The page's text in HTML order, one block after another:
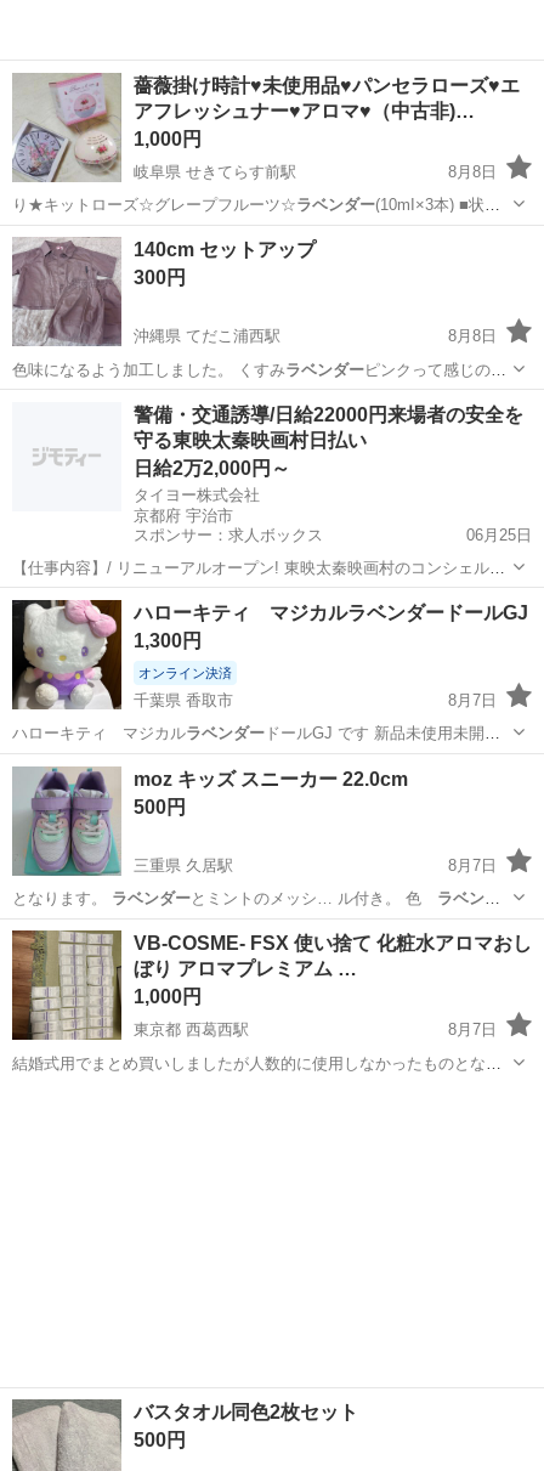
薔薇掛け時計♥未使用品♥パンセラローズ♥エ
アフレッシュナー♥アロマ♥（中古非)…
1,000円
岐阜県 せきてらす前駅
8月8日
り★キットローズ☆グレープフルーツ☆ラベンダー(10mI×3本) ■状態
や詳細に…
岐阜 岐阜市 せきてらす前駅 アロマ
140cm セットアップ
300円
沖縄県 てだこ浦西駅
8月8日
色味になるよう加工しました。 くすみラベンダーピンクって感じの色
味で大人っぽ可愛い…
沖縄市 てだこ浦西駅 キッズ用品 セットアップ
警備・交通誘導/日給22000円来場者の安全を
守る東映太秦映画村日払い
日給2万2,000円～
タイヨー株式会社
京都府 宇治市
スポンサー：求人ボックス
06月25日
【仕事内容】/ リニューアルオープン! 東映太秦映画村のコンシェルジ
ュ! お仕事内容 リニューアルオープンする東映太秦映画村での 警備ス
タッフをお願いします! 目指せ!「おもてなし」のできる警備員! 具体的
には…? ・出入管理業務...
アルバイト・パート
ハローキティ マジカルラベンダードールGJ
1,300円
オンライン決済
千葉県 香取市
8月7日
ハローキティ マジカルラベンダードールGJ です 新品未使用未開
封…
千葉 香取市 おもちゃ
moz キッズ スニーカー 22.0cm
500円
三重県 久居駅
8月7日
となります。 ラベンダー とミントのメッシ… ル付き。 色 ラベンダ
ーサイズ 22.…
三重 津市 久居駅 キッズ用品 ラベンダー
VB-COSME- FSX 使い捨て 化粧水アロマおし
ぼり アロマプレミアム …
1,000円
東京都 西葛西駅
8月7日
結婚式用でまとめ買いしましたが人数的に使用しなかったものとなり
バスタオル同色2枚セット
500円